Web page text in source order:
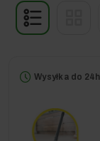
Wysyłka do 24h